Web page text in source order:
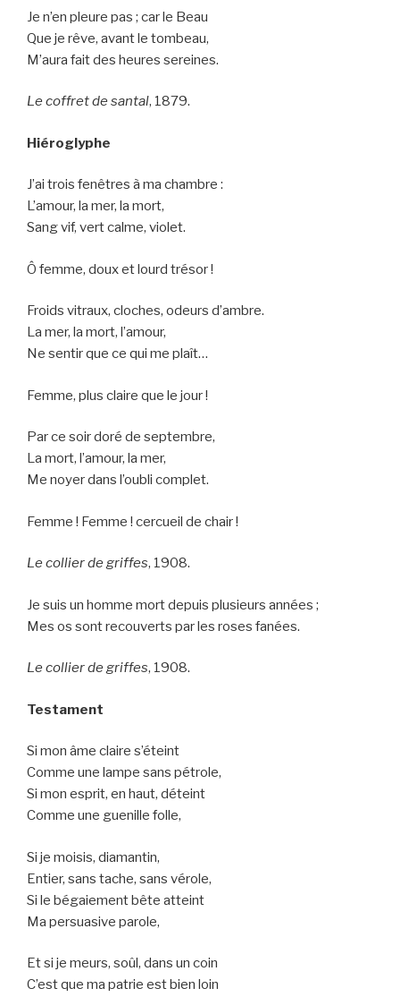
Je n’en pleure pas ; car le Beau
Que je rêve, avant le tombeau,
M’aura fait des heures sereines.
Le coffret de santal, 1879.
Hiéroglyphe
J’ai trois fenêtres à ma chambre :
L’amour, la mer, la mort,
Sang vif, vert calme, violet.
Ô femme, doux et lourd trésor !
Froids vitraux, cloches, odeurs d’ambre.
La mer, la mort, l’amour,
Ne sentir que ce qui me plaît…
Femme, plus claire que le jour !
Par ce soir doré de septembre,
La mort, l’amour, la mer,
Me noyer dans l’oubli complet.
Femme ! Femme ! cercueil de chair !
Le collier de griffes, 1908.
Je suis un homme mort depuis plusieurs années ;
Mes os sont recouverts par les roses fanées.
Le collier de griffes, 1908.
Testament
Si mon âme claire s’éteint
Comme une lampe sans pétrole,
Si mon esprit, en haut, déteint
Comme une guenille folle,
Si je moisis, diamantin,
Entier, sans tache, sans vérole,
Si le bégaiement bête atteint
Ma persuasive parole,
Et si je meurs, soûl, dans un coin
C’est que ma patrie est bien loin